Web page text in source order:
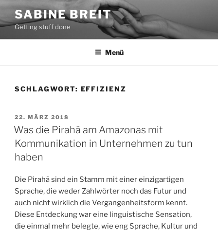
Zum
Inhalt
springen
SABINE BREIT
Getting stuff done
Menü
SCHLAGWORT: EFFIZIENZ
VERÖFFENTLICHT
AM
22. MÄRZ 2018
Was die Pirahã am Amazonas mit
Kommunikation in Unternehmen zu tun
haben
Die Pirahã sind ein Stamm mit einer einzigartigen
Sprache, die weder Zahlwörter noch das Futur und
auch nicht wirklich die Vergangenheitsform kennt.
Diese Entdeckung war eine linguistische Sensation,
die einmal mehr belegte, wie eng Sprache, Kultur und